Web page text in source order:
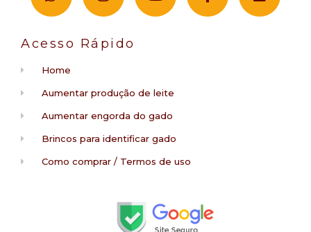
Acesso Rápido
Home
Aumentar produção de leite
Aumentar engorda do gado
Brincos para identificar gado
Como comprar / Termos de uso